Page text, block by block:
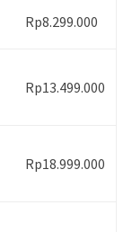
Rp8.299.000
Rp13.499.000
Rp18.999.000